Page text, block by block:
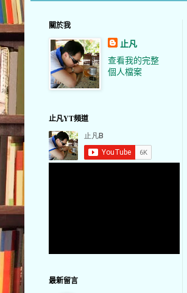
關於我
止凡
查看我的完整
個人檔案
止凡YT頻道
最新留言